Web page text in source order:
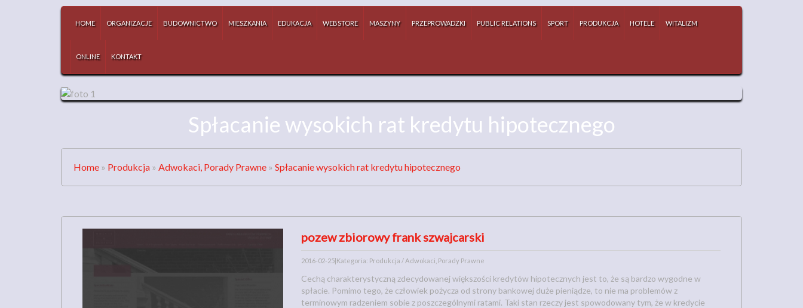
HOME ORGANIZACJE BUDOWNICTWO MIESZKANIA EDUKACJA WEBSTORE MASZYNY PRZEPROWADZKI PUBLIC RELATIONS SPORT PRODUKCJA HOTELE WITALIZM
ONLINE KONTAKT
Spłacanie wysokich rat kredytu hipotecznego
Home » Produkcja » Adwokaci, Porady Prawne » Spłacanie wysokich rat kredytu hipotecznego
pozew zbiorowy frank szwajcarski
2016-02-25|Kategoria: Produkcja / Adwokaci, Porady Prawne
Cechą charakterystyczną zdecydowanej większości kredytów hipotecznych jest to, że są bardzo wygodne w
spłacie. Pomimo tego, że człowiek pożycza od strony bankowej duże pieniądze, to nie ma problemów z
terminowym radzeniem sobie z poszczególnymi ratami. Taki stan rzeczy jest spowodowany tym, że w kredycie